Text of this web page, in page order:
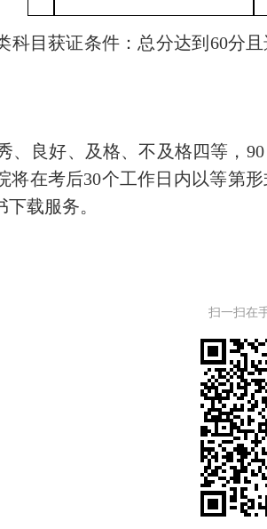
科目获证条件：总分达到 60分
、良好、及格、不及格四等， 90
将在考后30个工作日内 以等第
载服务。
扫一扫在